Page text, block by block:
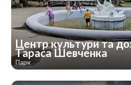
Центр культури та
Тараса Шевченка
Парк